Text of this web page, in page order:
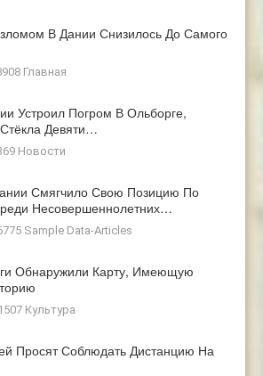
В Дании Снизилось До Самого
Главная
Устроил Погром В Ольборге,
Девяти…
Новости
Смягчило Свою Позицию По
Несовершеннолетних…
Sample Data-Articles
Обнаружили Карту, Имеющую
Культура
Просят Соблюдать Дистанцию На